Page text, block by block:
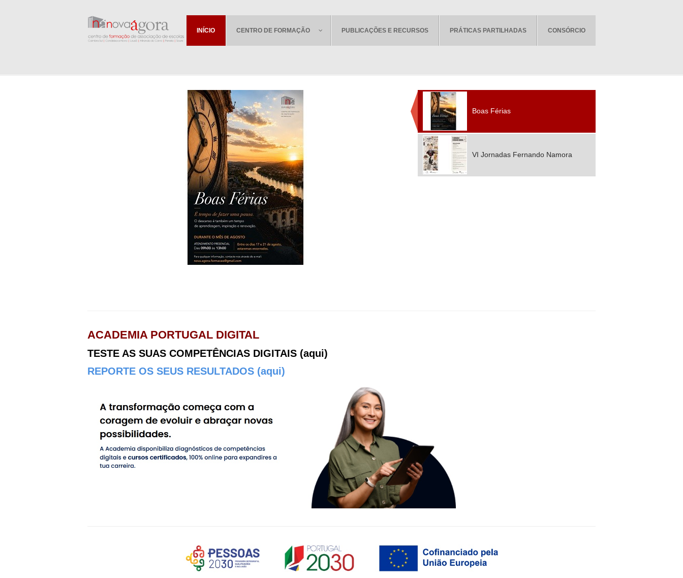
INÍCIO CENTRO DE FORMAÇÃO PUBLICAÇÕES E RECURSOS PRÁTICAS PARTILHADAS CONSÓRCIO
Boas Férias
VI Jornadas Fernando Namora
ACADEMIA PORTUGAL DIGITAL
TESTE AS SUAS COMPETÊNCIAS DIGITAIS (aqui)
REPORTE OS SEUS RESULTADOS (aqui)